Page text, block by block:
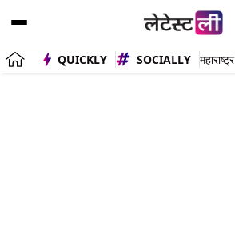
QUICKLY SOCIALLY महाराष्ट्र